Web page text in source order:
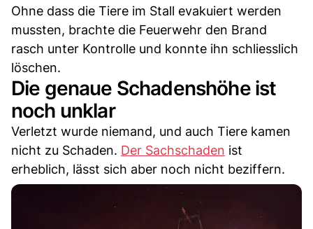
Ohne dass die Tiere im Stall evakuiert werden
mussten, brachte die Feuerwehr den Brand
rasch unter Kontrolle und konnte ihn schliesslich
löschen.
Die genaue Schadenshöhe ist
noch unklar
Verletzt wurde niemand, und auch Tiere kamen
nicht zu Schaden. Der Sachschaden ist
erheblich, lässt sich aber noch nicht beziffern.